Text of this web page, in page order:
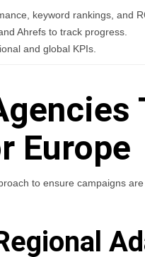
keyword rankings, and
Ahrefs to track progress.
and global KPIs.
Europe
to ensure campaigns